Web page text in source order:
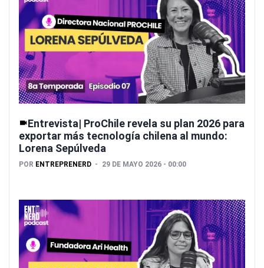
Entrevista| ProChile revela su plan 2026 para
exportar más tecnología chilena al mundo:
Lorena Sepúlveda
POR ENTREPRENERD 29 DE MAYO 2026 - 00:00